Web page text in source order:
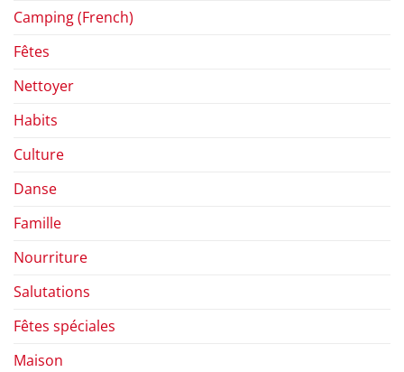
Camping (French)
Fêtes
Nettoyer
Habits
Culture
Danse
Famille
Nourriture
Salutations
Fêtes spéciales
Maison